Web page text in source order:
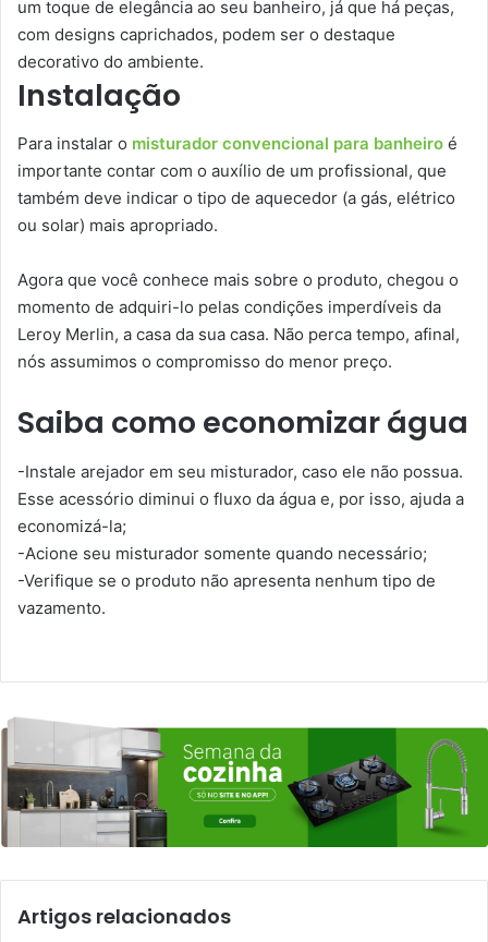
um toque de elegância ao seu banheiro, já que há peças,
com designs caprichados, podem ser o destaque
decorativo do ambiente.
Instalação
Para instalar o misturador convencional para banheiro é
importante contar com o auxílio de um profissional, que
também deve indicar o tipo de aquecedor (a gás, elétrico
ou solar) mais apropriado.
Agora que você conhece mais sobre o produto, chegou o
momento de adquiri-lo pelas condições imperdíveis da
Leroy Merlin, a casa da sua casa. Não perca tempo, afinal,
nós assumimos o compromisso do menor preço.
Saiba como economizar água
-Instale arejador em seu misturador, caso ele não possua.
Esse acessório diminui o fluxo da água e, por isso, ajuda a
economizá-la;
-Acione seu misturador somente quando necessário;
-Verifique se o produto não apresenta nenhum tipo de
vazamento.
Artigos relacionados